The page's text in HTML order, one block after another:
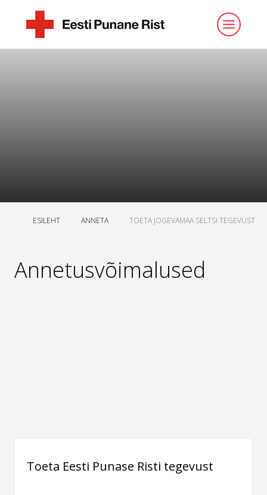
ESILEHT ANNETA TOETA JOGEVAMAA SELTSI TEGEVUST
Annetusvõimalused
Toeta Eesti Punase Risti tegevust